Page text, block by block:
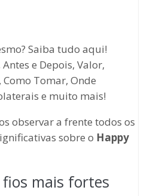
Saiba tudo aqui!
e Depois, Valor,
Tomar, Onde
e muito mais!
observar a frente todos os
sobre o Happy
mais fortes